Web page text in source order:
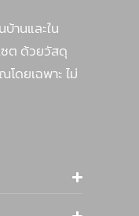
านและใน
ต ด้วยวัสดุ
ดยเฉพาะ ไม่